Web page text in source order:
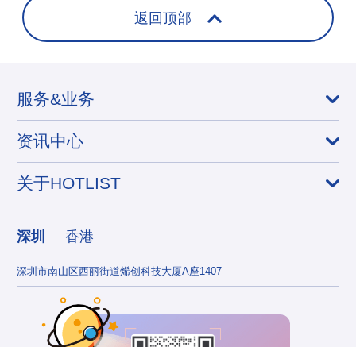
返回顶部
服务&业务
资讯中心
关于HOTLIST
深圳 香港
深圳市南山区西丽街道烯创科技大厦A座1407